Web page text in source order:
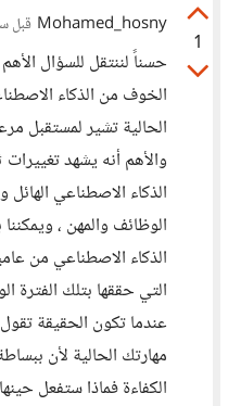
1
Mohamed_hosny قبل
حسناً لننتقل للسؤال
الخوف من الذكاء
الحالية تشير لمستقبل
والأهم أنه يشهد
الذكاء الاصطناعي
الوظائف والمهن ،
الذكاء الاصطناعي من
التي حققها بتلك الفترة
عندما تكون الحقيقة
مهارتك الحالية لأن
الكفاءة فماذا ستفعل